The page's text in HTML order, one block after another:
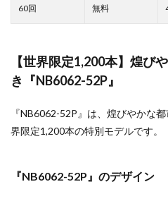
【世界限定1,200本】煌び
き『NB6062-52P』
『NB6062-52P』は、煌びやかな
界限定1,200本の特別モデルです。
『NB6062-52P』のデザイン